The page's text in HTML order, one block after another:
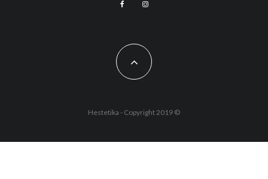
Hestetika - Copyright 2019 ©